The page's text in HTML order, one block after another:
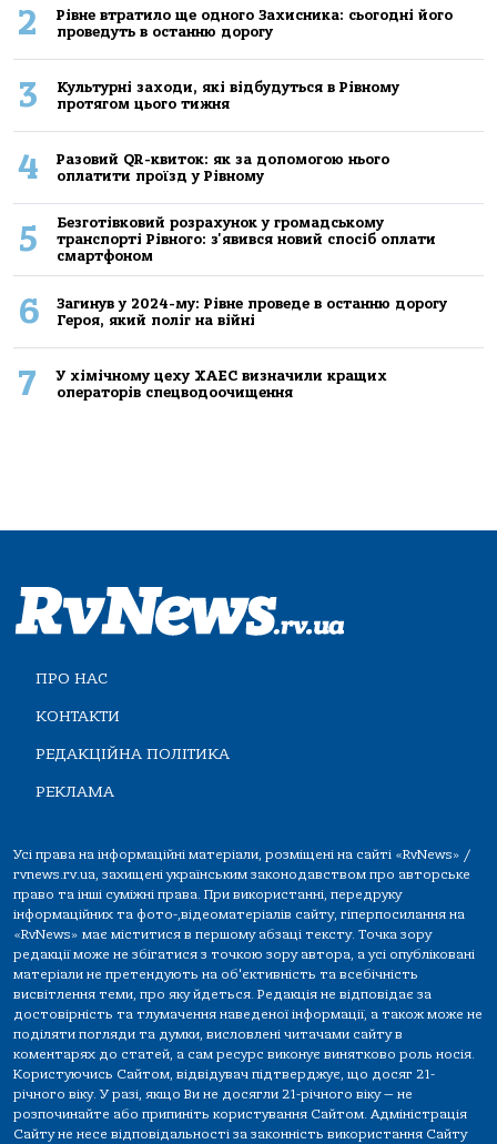
2
Рівне втратило ще одного Захисника: сьогодні його
проведуть в останню дорогу
3
Культурні заходи, які відбудуться в Рівному
протягом цього тижня
4
Разовий QR-квиток: як за допомогою нього
оплатити проїзд у Рівному
5
Безготівковий розрахунок у громадському
транспорті Рівного: з'явився новий спосіб оплати
смартфоном
6
Загинув у 2024-му: Рівне проведе в останню дорогу
Героя, який поліг на війні
7
У хімічному цеху ХАЕС визначили кращих
операторів спецводоочищення
ПРО НАС
КОНТАКТИ
РЕДАКЦІЙНА ПОЛІТИКА
РЕКЛАМА
Усі права на інформаційні матеріали, розміщені на сайті «RvNews» /
rvnews.rv.ua, захищені українським законодавством про авторське
право та інші суміжні права. При використанні, передруку
інформаційних та фото-,відеоматеріалів сайту, гіперпосилання на
«RvNews» має міститися в першому абзаці тексту. Точка зору
редакції може не збігатися з точкою зору автора, а усі опубліковані
матеріали не претендують на об'єктивність та всебічність
висвітлення теми, про яку йдеться. Редакція не відповідає за
достовірність та тлумачення наведеної інформації, а також може не
поділяти погляди та думки, висловлені читачами сайту в
коментарях до статей, а сам ресурс виконує винятково роль носія.
Користуючись Сайтом, відвідувач підтверджує, що досяг 21-
річного віку. У разі, якщо Ви не досягли 21-річного віку — не
розпочинайте або припиніть користування Сайтом. Адміністрація
Сайту не несе відповідальності за законність використання Сайту